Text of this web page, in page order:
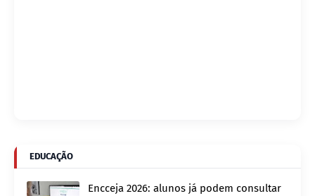
EDUCAÇÃO
Encceja 2026: alunos já podem consultar